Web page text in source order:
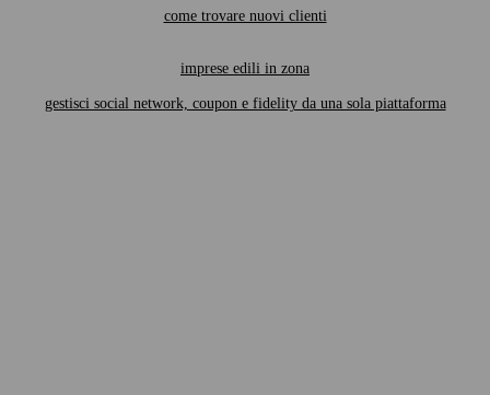
come trovare nuovi clienti
imprese edili in zona
gestisci social network, coupon e fidelity da una sola piattaforma